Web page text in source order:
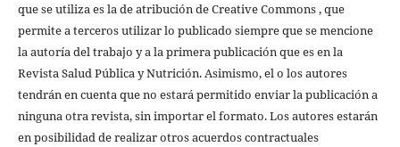
que se utiliza es la de atribución de Creative Commons , que
permite a terceros utilizar lo publicado siempre que se mencione
la autoría del trabajo y a la primera publicación que es en la
Revista Salud Pública y Nutrición. Asimismo, el o los autores
tendrán en cuenta que no estará permitido enviar la publicación a
ninguna otra revista, sin importar el formato. Los autores estarán
en posibilidad de realizar otros acuerdos contractuales